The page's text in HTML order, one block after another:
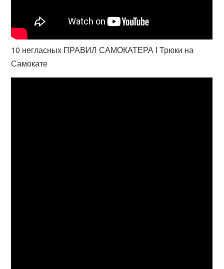
10 негласных ПРАВИЛ САМОКАТЕРА I Трюки на
Самокате